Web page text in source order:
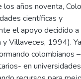
los años noventa,
científicas y
el apoyo decidido
Villaveces, 1994).
colombianos
en